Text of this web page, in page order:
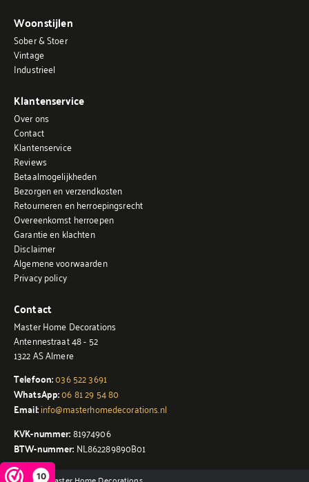
10
Woonstijlen
Sober & Stoer
Vintage
Industrieel
Klantenservice
Over ons
Contact
Klantenservice
Reviews
Betaalmogelijkheden
Bezorgen en verzendkosten
Retourneren en herroepingsrecht
Overeenkomst herroepen
Garantie en klachten
Disclaimer
Algemene voorwaarden
Privacy policy
Contact
Master Home Decorations
Antennestraat 48 - 52
1322 AS Almere
Telefoon:036 522 3691
WhatsApp:06 81 29 54 80
Email:info@masterhomedecorations.nl
KVK-nummer:81974906
BTW-nummer: NL862289890B01